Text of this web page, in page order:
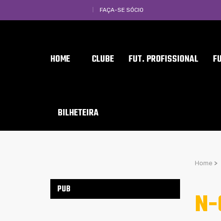
FAÇA-SE SÓCIO
HOME CLUBE FUT. PROFISSIONAL
BILHETEIRA
Home >
PUB